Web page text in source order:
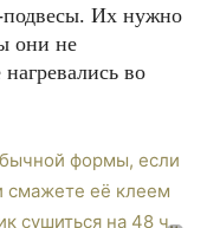
подвесы. Их нужно
они не
во